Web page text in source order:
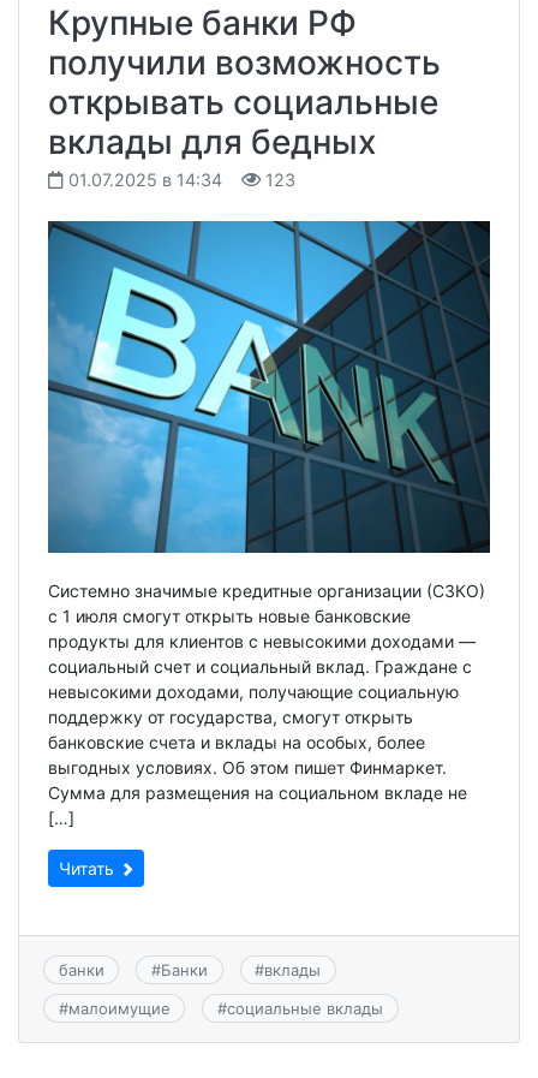
Крупные банки РФ
получили возможность
открывать социальные
вклады для бедных
01.07.2025 в 14:34 123
Системно значимые кредитные организации (СЗКО)
с 1 июля смогут открыть новые банковские
продукты для клиентов с невысокими доходами —
социальный счет и социальный вклад. Граждане с
невысокими доходами, получающие социальную
поддержку от государства, смогут открыть
банковские счета и вклады на особых, более
выгодных условиях. Об этом пишет Финмаркет.
Сумма для размещения на социальном вкладе не
[…]
Читать
банки #Банки #вклады
#малоимущие #социальные вклады